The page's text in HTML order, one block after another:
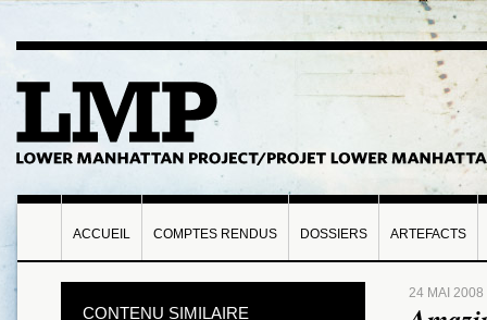
ACCUEIL COMPTES RENDUS DOSSIERS ARTEFACTS
24 MAI 2008
CONTENU SIMILAIRE